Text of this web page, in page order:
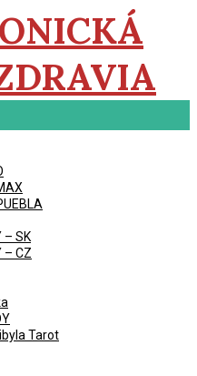
– SK
– CZ
Tarot